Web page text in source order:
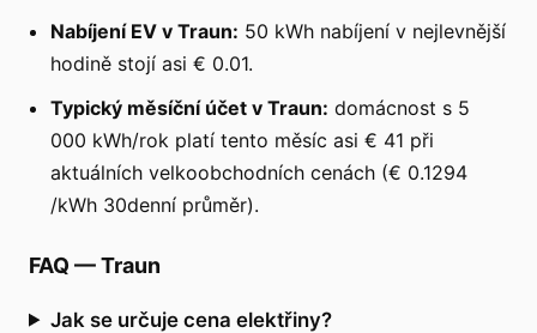
Nabíjení EV v Traun: 50 kWh nabíjení v nejlevnější
hodině stojí asi € 0.01.
Typický měsíční účet v Traun: domácnost s 5
000 kWh/rok platí tento měsíc asi € 41 při
aktuálních velkoobchodních cenách (€ 0.1294
/kWh 30denní průměr).
FAQ —Traun
Jak se určuje cena elektřiny?